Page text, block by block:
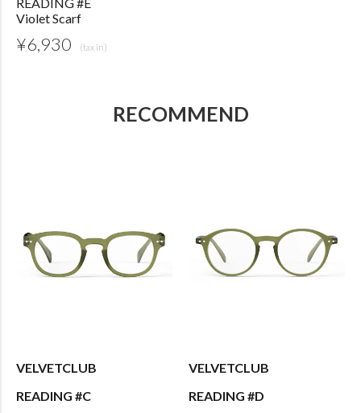
READING #E
Violet Scarf
¥6,930
RECOMMEND
VELVETCLUB
READING #C
VELVETCLUB
READING #D